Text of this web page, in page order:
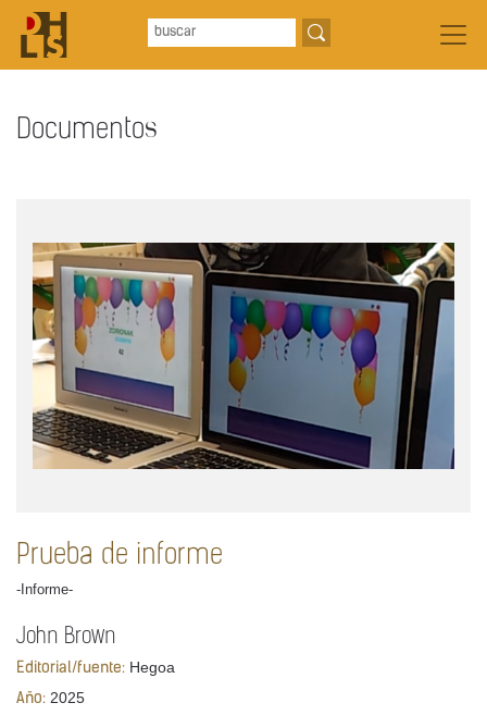
Documentos
Prueba de informe
-Informe-
John Brown
Editorial/fuente: Hegoa
Año: 2025